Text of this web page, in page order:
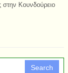
στην Κουνδούρειο
Search